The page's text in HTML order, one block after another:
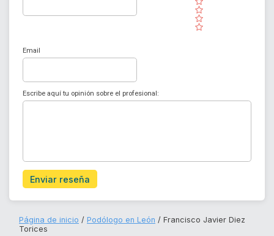
( )
( )
( )
Email
Escribe aquí tu opinión sobre el profesional:
Enviar reseña
Página de inicio Podólogo en León
Francisco Javier Diez
Torices